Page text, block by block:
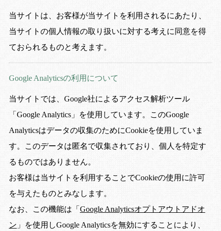
当サイトは、お客様が当サイトを利用されるにあたり、
当サイトの個人情報の取り扱いに対する考えに同意を得
ておられるものと考えます。
Google Analyticsの利用について
当サイトでは、Google社によるアクセス解析ツール
「Google Analytics」を使用しています。このGoogle
Analyticsはデータの収集のためにCookieを使用していま
す。このデータは匿名で収集されており、個人を特定す
るものではありません。
お客様は当サイトを利用することでCookieの使用に許可
を与えたものとみなします。
なお、この機能は「 Google Analyticsオプトアウトアドオ
ン 」を使用しGoogle Analyticsを無効にすることにより、